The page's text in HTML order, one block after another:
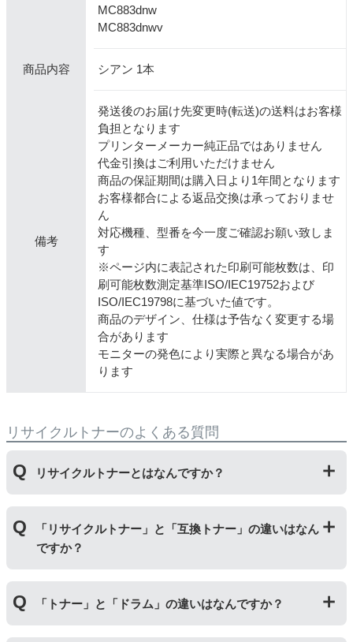
MC883dnw
MC883dnwv
商品内容 シアン 1本
備考
発送後のお届け先変更時(転送)の送料はお客様
負担となります
プリンターメーカー純正品ではありません
代金引換はご利用いただけません
商品の保証期間は購入日より1年間となります
お客様都合による返品交換は承っておりませ
ん
対応機種、型番を今一度ご確認お願い致しま
す
※ページ内に表記された印刷可能枚数は、印
刷可能枚数測定基準ISO/IEC19752および
ISO/IEC19798に基づいた値です。
商品のデザイン、仕様は予告なく変更する場
合があります
モニターの発色により実際と異なる場合があ
ります
リサイクルトナーのよくある質問
リサイクルトナーとはなんですか？
にて洗浄やトナー(粉)充填をしたうえで、再度販売して
いる商品です。
純正品に比べて、印刷代を節約することができます。
「リサイクルトナー」と「互換トナー」の違いはなん
ですか？
ッジを国内で1本づつ丁寧に製造しているため、比較的
不具合の起きにくい商品です。
「トナー」と「ドラム」の違いはなんですか？